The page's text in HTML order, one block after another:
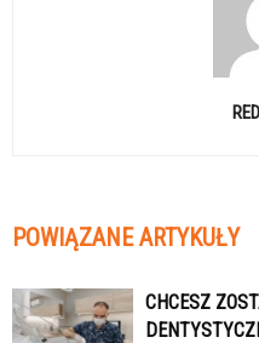
POWIĄZANE ARTYKUŁY
CHCESZ